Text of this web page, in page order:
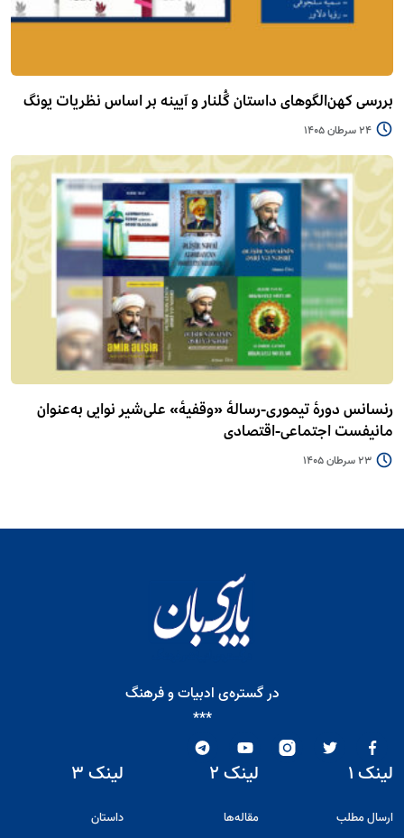
بررسی کهن‌الگوهای داستان گُلنار و آیینه بر اساس نظریات یونگ
24 سرطان 1405
رنسانس دورۀ تیموری-رسالۀ «وقفیۀ» علی‌شیر نوایی به‌عنوان
مانیفست اجتماعی-اقتصادی
23 سرطان 1405
در گستره‌ی ادبیات و فرهنگ
***
لینک ۱
ارسال مطلب
لینک ۲
مقاله‌ها
لینک ۳
داستان